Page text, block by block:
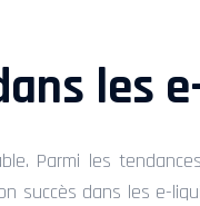
les
Parmi les
succès dans les e-